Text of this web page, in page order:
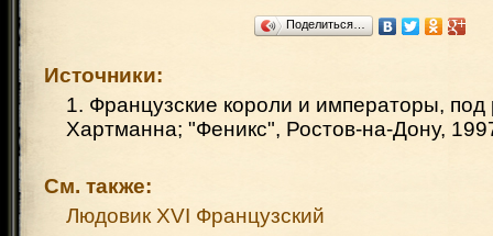
Поделиться…
Источники:
1. Французские короли и императоры,
Хартманна; "Феникс", Ростов-на-Дону,
См. также:
Людовик XVI Французский